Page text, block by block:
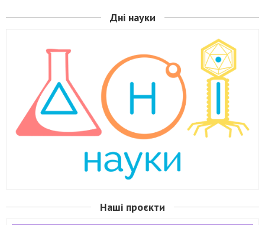
Дні науки
Наші проєкти